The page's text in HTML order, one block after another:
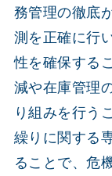
務管理の徹底
測を正確に行
性を確保する
減や在庫管理
り組みを行う
繰りに関する
ることで、危